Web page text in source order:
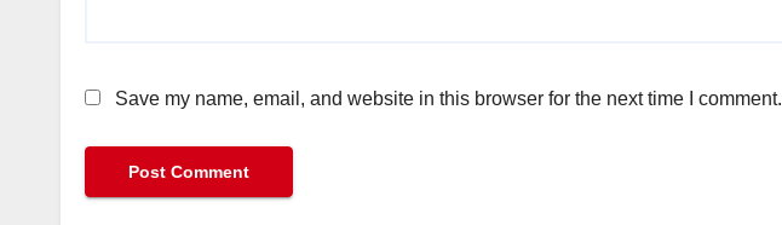
Save my name, email, and website in this browser for the next time I comment.